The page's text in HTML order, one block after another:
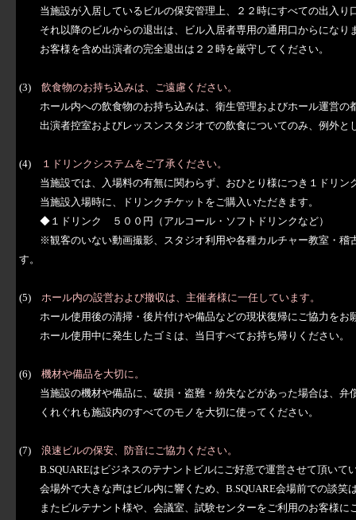
当施設が入居しているビルの保安管理上、２２時にすべての出入り
それ以降のビルからの退出は、ビル入居者専用の通用口からになり
お客様を含め出演者の完全退出は２２時を厳守してください。
(3) 飲食物のお持ち込みは、ご遠慮ください。
ホール内への飲食物のお持ち込みは、衛生管理およびホール運営の
出演者控室およびレッスンスタジオでの飲食についてのみ、例外と
(4)
１ドリンクシステムをご了承ください。
当施設では、入場料の有無に関わらず、おひとり様につき１ドリン
当施設入場時に、ドリンクチケットをご購入いただきます。
◆１ドリンク ５００円（アルコール・ソフトドリンクなど）
※観客のいない動画撮影、スタジオ利用や各種カルチャー教室・稽
す。
(5) ホール内の設営および撤収は、主催者様に一任しています。
ホール使用後の清掃・後片付けや備品などの現状復帰にご協力をお
ホール使用中に発生したゴミは、当日すべてお持ち帰りください。
(6) 機材や備品を大切に。
当施設の機材や備品に、破損・盗難・紛失などがあった場合は、弁
くれぐれも施設内のすべてのモノを大切に使ってください。
(7) 浪速ビルの保安、防音にご協力ください。
B.SQUAREはビジネスのテナントビルにご好意で運営させて頂いて
会場外で大きな声はビル内に響くため、B.SQUARE会場前での談笑
またビルテナント様や、会議室、試験センターをご利用のお客様に